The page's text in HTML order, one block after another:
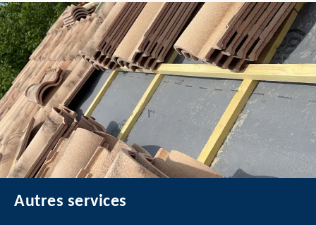
Autres services